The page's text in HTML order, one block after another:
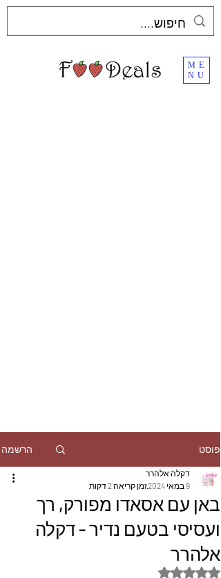
ME
NU
פוסט הרשמה
באן עם אסאדו מפורק, רך
ועסיסי בטעם נדיר - דקלה
אלהרר
דקלה אלהרר
9 במאי 2024
זמן קריאה 2 דקות
דירוג של NaN מתוך 5 כוכבים